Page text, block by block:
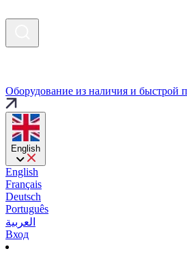
Оборудование из наличия и быстрой
English
English
Français
Deutsch
Português
العربية
Вход